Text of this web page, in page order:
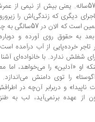
است 57ساله. یعنی بیش از نیمی از عمرش
که زندگی‌اش را زیرورو کند
نیست. هرچه بوده همین است که الان در 57سالگی
روی آورده و دوباره به
از آب درآمده است.
ندارد. با خانواده‌ای آشنا
«آدلین» را می‌خواهد، اما معلوم
توی دامنش می‌اندازد. اما
و دربرابر آن‌چه در اطرافش
برنمی‌آید، لب به طنز و